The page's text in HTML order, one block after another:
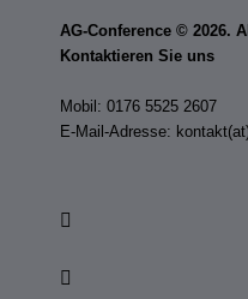
AG-Conference © 2026.
Kontaktieren Sie uns
Mobil: 0176 5525 2607
E-Mail-Adresse: